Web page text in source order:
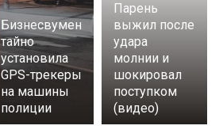
Бизнесвумен
тайно
установила
GPS-трекеры
на машины
полиции
Парень
выжил после
удара
молнии и
шокировал
поступком
(видео)